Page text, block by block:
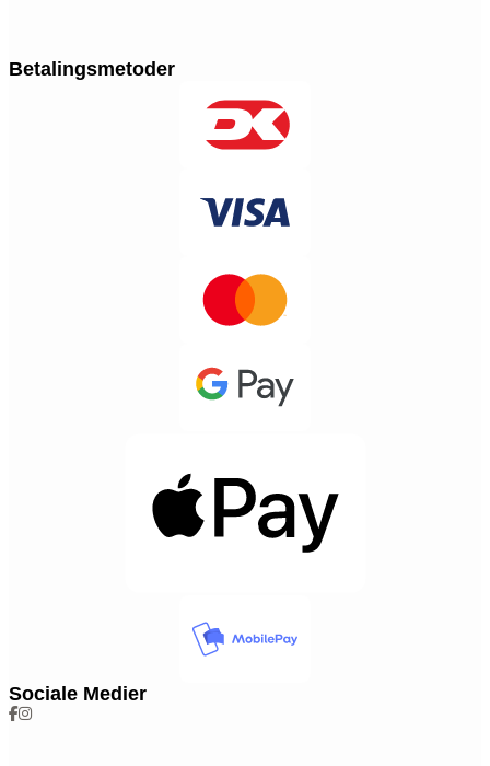
Betalingsmetoder
Sociale Medier